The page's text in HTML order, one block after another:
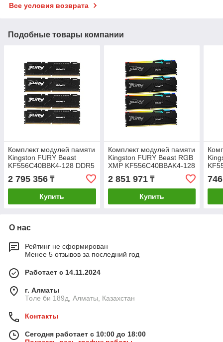
Все условия возврата
Подобные товары компании
Комплект модулей памяти
Kingston FURY Beast
KF556C40BBK4-128 DDR5
128GB (Kit 4x32GB)
5600MHz
2 795 356 ₸
Купить
Комплект модулей памяти
Kingston FURY Beast RGB
XMP KF556C40BBAK4-128
DDR5 128GB (Kit 4x32GB)
5600MH
2 851 971₸
Купить
О нас
Рейтинг не сформирован
Менее 5 отзывов за последний год
Работает с 14.11.2024
г. Алматы
Толе би 189д, Алматы, Казахстан
Контакты
Сегодня работает с 10:00 до 18:00